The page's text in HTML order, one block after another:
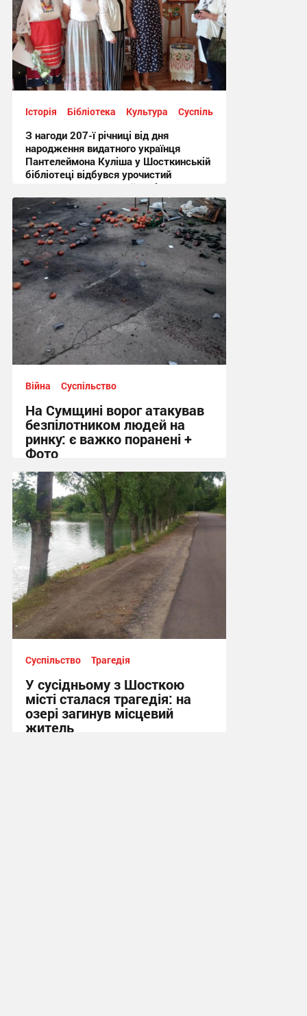
Історія Бібліотека Культура Суспільство
З нагоди 207-ї річниці від дня
народження видатного українця
Пантелеймона Куліша у Шосткинській
бібліотеці відбувся урочистий
культурно-мистецький захід + Фото
12:44 сьогодні
Війна Суспільство
На Сумщині ворог атакував
безпілотником людей на
ринку: є важко поранені +
Фото
10:41 сьогодні
Суспільство Трагедія
У сусідньому з Шосткою
місті сталася трагедія: на
озері загинув місцевий
житель